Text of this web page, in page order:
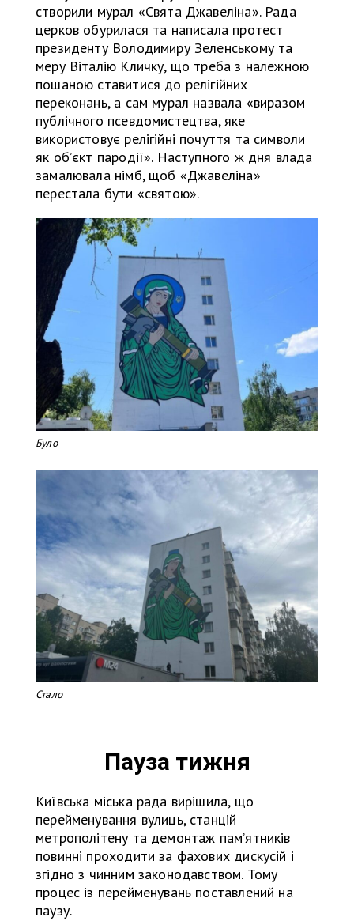
створили мурал «Свята Джавеліна». Рада
церков обурилася та написала протест
президенту Володимиру Зеленському та
меру Віталію Кличку, що треба з належною
пошаною ставитися до релігійних
переконань, а сам мурал назвала «виразом
публічного псевдомистецтва, яке
використовує релігійні почуття та символи
як обʼєкт пародії». Наступного ж дня влада
замалювала німб, щоб «Джавеліна»
перестала бути «святою».
Було
Стало
Пауза тижня
Київська міська рада вирішила, що
перейменування вулиць, станцій
метрополітену та демонтаж пам’ятників
повинні проходити за фахових дискусій і
згідно з чинним законодавством. Тому
процес із перейменувань поставлений на
паузу.